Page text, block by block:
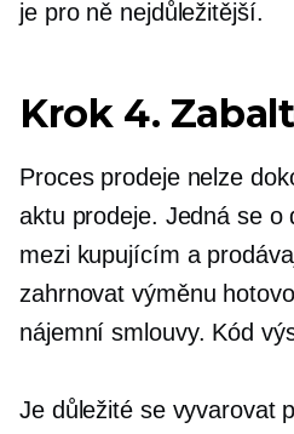
je pro ně nejdůležitější.
Krok 4.
Proces prodeje nelze
aktu prodeje. Jedná se o
mezi kupujícím a
zahrnovat výměnu
nájemní smlouvy. Kód
Je důležité se vyvarovat